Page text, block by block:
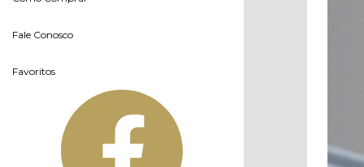
Fale Conosco
Favoritos